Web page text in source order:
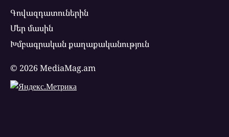
Գովազդատուներին
Մեր մասին
Խմբագրական քաղաքականություն
© 2026 MediaMag.am